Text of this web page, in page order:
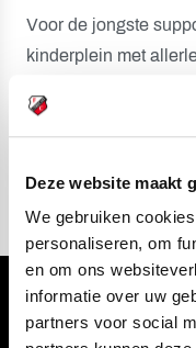
Deze website maakt
We gebruiken
personaliseren, om
en om ons
informatie over uw
partners voor social
Voor de jongste
kinderplein met
Tot zondag!
Volg ons ook via